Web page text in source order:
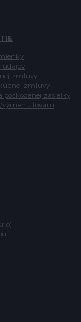
údajov
zmluvy
zmluvy
poškodenej zásielky
tovaru